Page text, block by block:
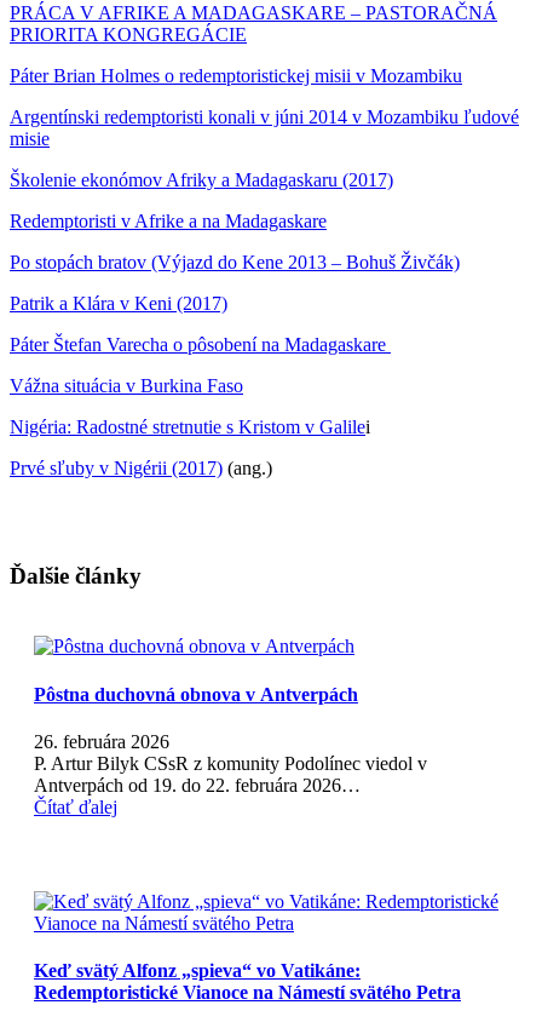
PRÁCA V AFRIKE A MADAGASKARE – PASTORAČNÁ
PRIORITA KONGREGÁCIE
Páter Brian Holmes o redemptoristickej misii v Mozambiku
Argentínski redemptoristi konali v júni 2014 v Mozambiku ľudové
misie
Školenie ekonómov Afriky a Madagaskaru (2017)
Redemptoristi v Afrike a na Madagaskare
Po stopách bratov (Výjazd do Kene 2013 – Bohuš Živčák)
Patrik a Klára v Keni (2017)
Páter Štefan Varecha o pôsobení na Madagaskare
Vážna situácia v Burkina Faso
Nigéria: Radostné stretnutie s Kristom v Galilei
Prvé sľuby v Nigérii (2017) (ang.)
Ďalšie články
Pôstna duchovná obnova v Antverpách
26. februára 2026
P. Artur Bilyk CSsR z komunity Podolínec viedol v
Antverpách od 19. do 22. februára 2026…
Čítať ďalej
Keď svätý Alfonz „spieva“ vo Vatikáne:
Redemptoristické Vianoce na Námestí svätého Petra